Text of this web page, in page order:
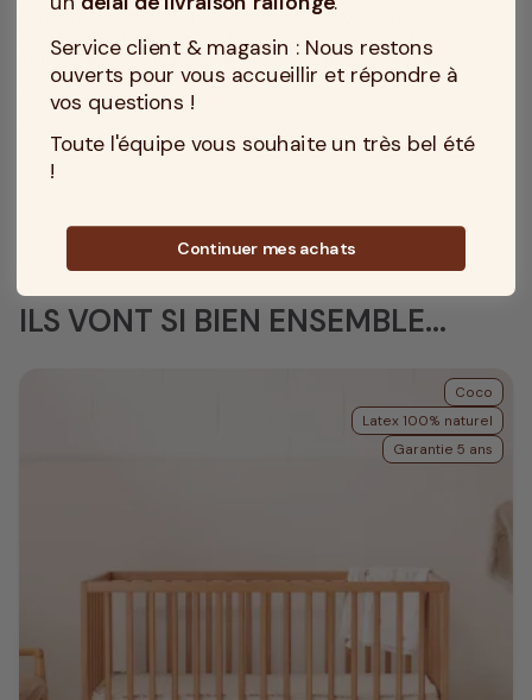
Matelas No Stress® a été emballé par nos soins dans un
emballage à base de plastique recyclé, dans notre atelier à
Tourcoing, dans le Nord de la France, pour être préservé
jusqu’à son arrivée chez vous.
Livraison offerte.
ILS VONT SI BIEN ENSEMBLE...
Coco
Latex 100% naturel
Garantie 5 ans
Service client & magasin : Nous restons
ouverts pour vous accueillir et répondre à
vos questions !
Toute l'équipe vous souhaite un très bel été
!
Continuer mes achats